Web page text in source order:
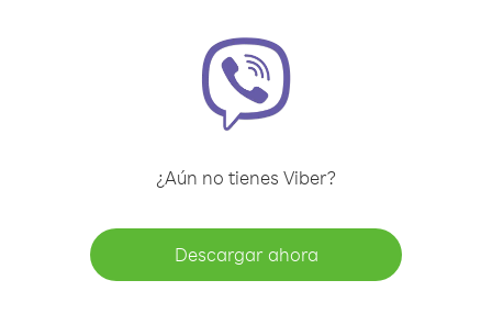
¿Aún no tienes Viber?
Descargar ahora